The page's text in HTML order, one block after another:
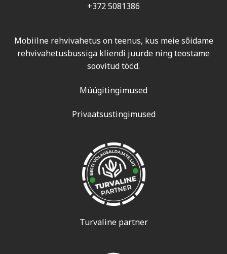
+372 5081386
Mobiilne rehvivahetus on teenus, kus meie sõidame
rehvivahetusbussiga kliendi juurde ning teostame
soovitud tööd.
Müügitingimused
Privaatsustingimused
Turvaline partner